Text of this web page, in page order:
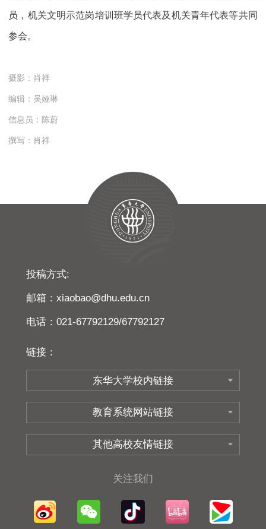
员，机关文明示范岗培训班学员代表及机关青年代表等共同
参会。
摄影：肖祥
编辑：吴娅琳
信息员：陈蔚
撰写：肖祥
投稿方式:
邮箱：xiaobao@dhu.edu.cn
电话：021-67792129/67792127
链接：
关注我们